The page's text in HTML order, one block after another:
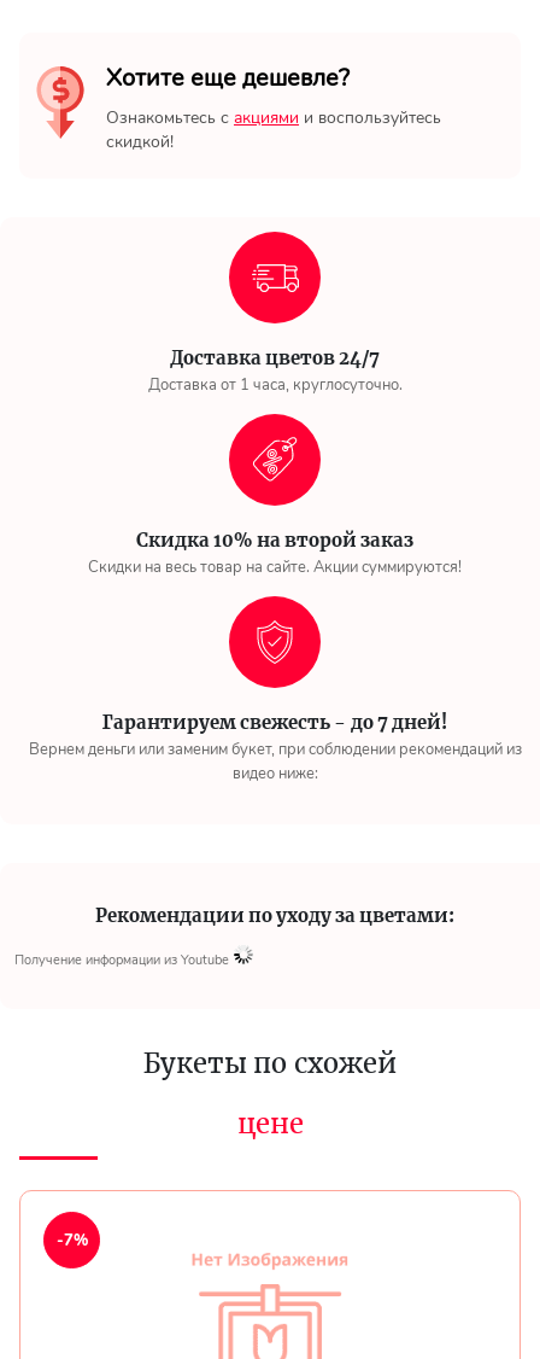
Хотите еще дешевле?
Ознакомьтесь с акциями и воспользуйтесь
скидкой!
Доставка цветов 24/7
Доставка от 1 часа, круглосуточно.
Скидка 10% на второй заказ
Скидки на весь товар на сайте. Акции суммируются!
Гарантируем свежесть - до 7 дней!
Вернем деньги или заменим букет, при соблюдении рекомендаций из
видео ниже:
Рекомендации по уходу за цветами:
Получение информации из Youtube
Букеты по схожей
цене
-7%